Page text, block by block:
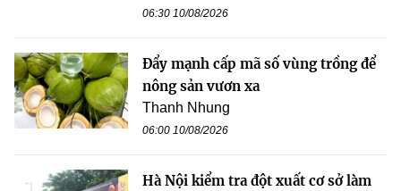
06:30 10/08/2026
Đẩy mạnh cấp mã số vùng trồng để
nông sản vươn xa
Thanh Nhung
06:00 10/08/2026
Hà Nội kiểm tra đột xuất cơ sở làm